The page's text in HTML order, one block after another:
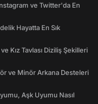
ve Twitter'da En
Hayatta En Sık
Kız Tavlası Diziliş Şekilleri
ve Minör Arkana Desteleri
Aşk Uyumu Nasıl